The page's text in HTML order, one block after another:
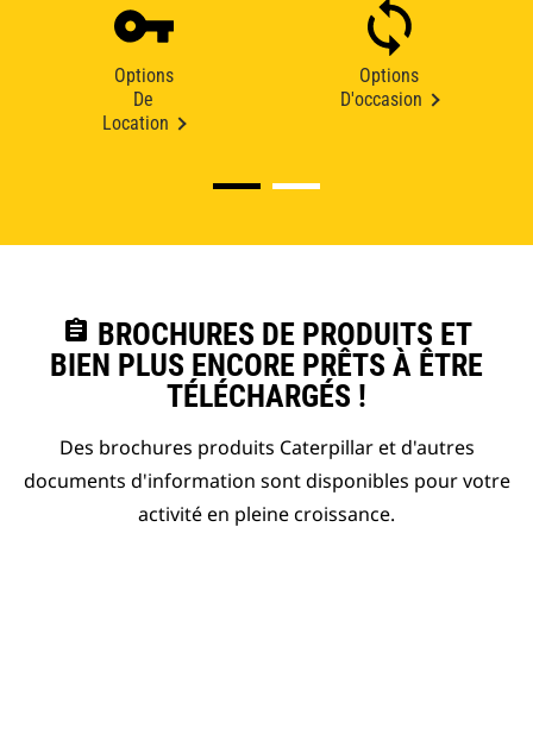
Options
De
Location
Options
D'occasion
assignment BROCHURES DE PRODUITS ET
BIEN PLUS ENCORE PRÊTS À ÊTRE
TÉLÉCHARGÉS !
Des brochures produits Caterpillar et d'autres
documents d'information sont disponibles pour votre
activité en pleine croissance.